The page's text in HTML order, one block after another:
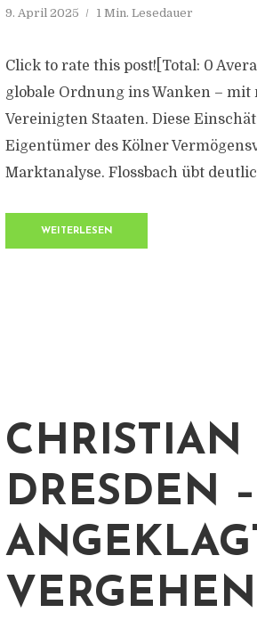
9. April 2025 1 Min. Lesedauer
Click to rate this post![Total: 0
globale Ordnung ins Wanken –
Vereinigten Staaten. Diese
Eigentümer des Kölner
Marktanalyse. Flossbach übt
WEITERLESEN
DRESDEN